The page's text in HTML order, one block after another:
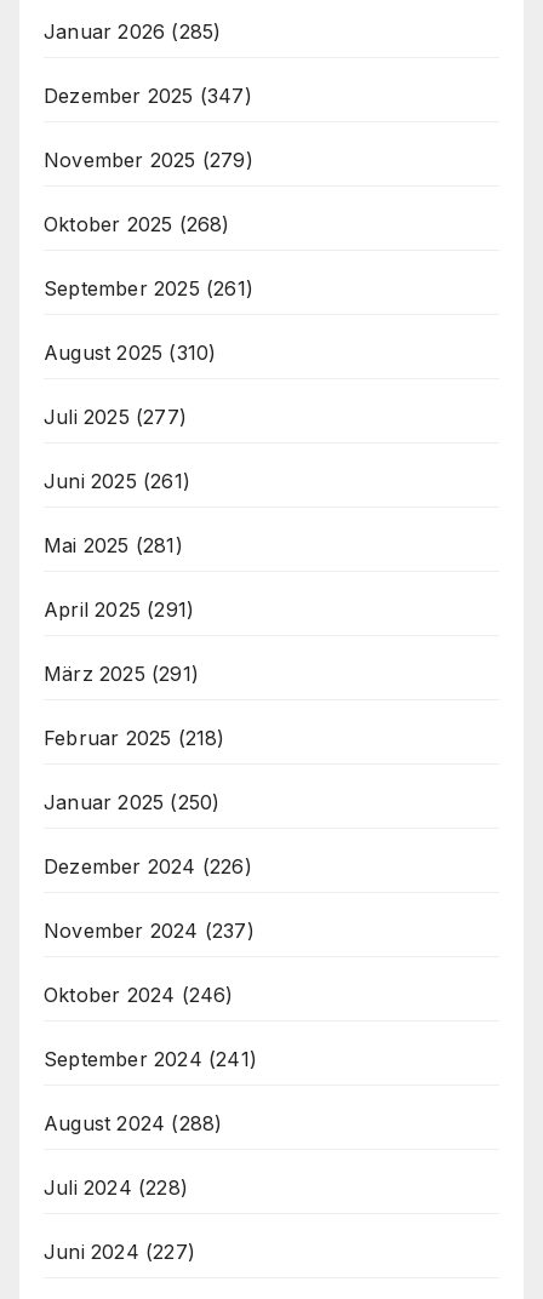
Januar 2026 (285)
Dezember 2025 (347)
November 2025 (279)
Oktober 2025 (268)
September 2025 (261)
August 2025 (310)
Juli 2025 (277)
Juni 2025 (261)
Mai 2025 (281)
April 2025 (291)
März 2025 (291)
Februar 2025 (218)
Januar 2025 (250)
Dezember 2024 (226)
November 2024 (237)
Oktober 2024 (246)
September 2024 (241)
August 2024 (288)
Juli 2024 (228)
Juni 2024 (227)